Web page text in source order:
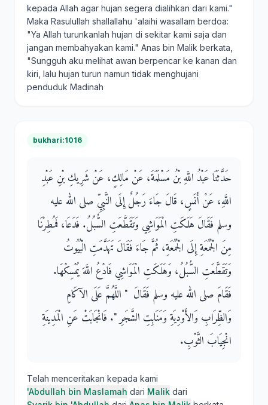
kepada Allah agar hujan segera dialihkan dari kami."
Maka Rasulullah shallallahu 'alaihi wasallam berdoa:
"Ya Allah turunkanlah hujan di sekitar kami saja dan
jangan membahyakan kami." Anas bin Malik berkata,
"Sungguh aku melihat awan berpencar ke kanan dan
kiri, lalu hujan turun namun tidak menghujani
penduduk Madinah
bukhari:1016
حَدَّثَنَا عَبْدُ اللَّهِ بْنُ مَسْلَمَةَ، عَنْ مَالِكٍ، عَنْ شَرِيكِ بْنِ عَبْدِ
اللَّهِ، عَنْ أَنَسٍ، قَالَ جَاءَ رَجُلٌ إِلَى النَّبِيِّ صلى الله عليه
وسلم فَقَالَ هَلَكَتِ الْمَوَاشِي وَتَقَطَّعَتِ السُّبُلُ‏.‏ فَدَعَا، فَمُطِرْنَا
مِنَ الْجُمُعَةِ إِلَى الْجُمُعَةِ، ثُمَّ جَاءَ فَقَالَ تَهَدَّمَتِ الْبُيُوتُ
وَتَقَطَّعَتِ السُّبُلُ، وَهَلَكَتِ الْمَوَاشِي فَادْعُ اللَّهَ يُمْسِكْهَا‏.‏
فَقَامَ صلى الله عليه وسلم فَقَالَ ‏ "‏ اللَّهُمَّ عَلَى الآكَامِ
وَالظِّرَابِ وَالأَوْدِيَةِ وَمَنَابِتِ الشَّجَرِ ‏"‏‏.‏ فَانْجَابَتْ عَنِ الْمَدِينَةِ
انْجِيَابَ الثَّوْبِ‏.‏
Telah menceritakan kepada kami
'Abdullah bin Maslamah dari Malik dari